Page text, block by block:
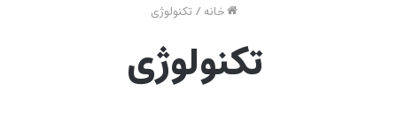
خانه/تکنولوژی
تکنولوژی